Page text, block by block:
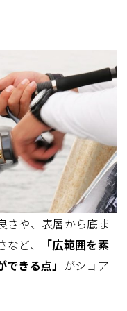
さや、表層から底ま
ど、
「広範囲を素
きる点」 がショア